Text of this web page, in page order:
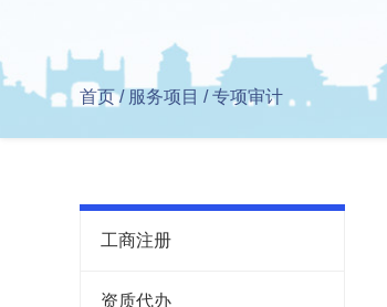
首页/ 服务项目 /专项审计
工商注册
资质代办